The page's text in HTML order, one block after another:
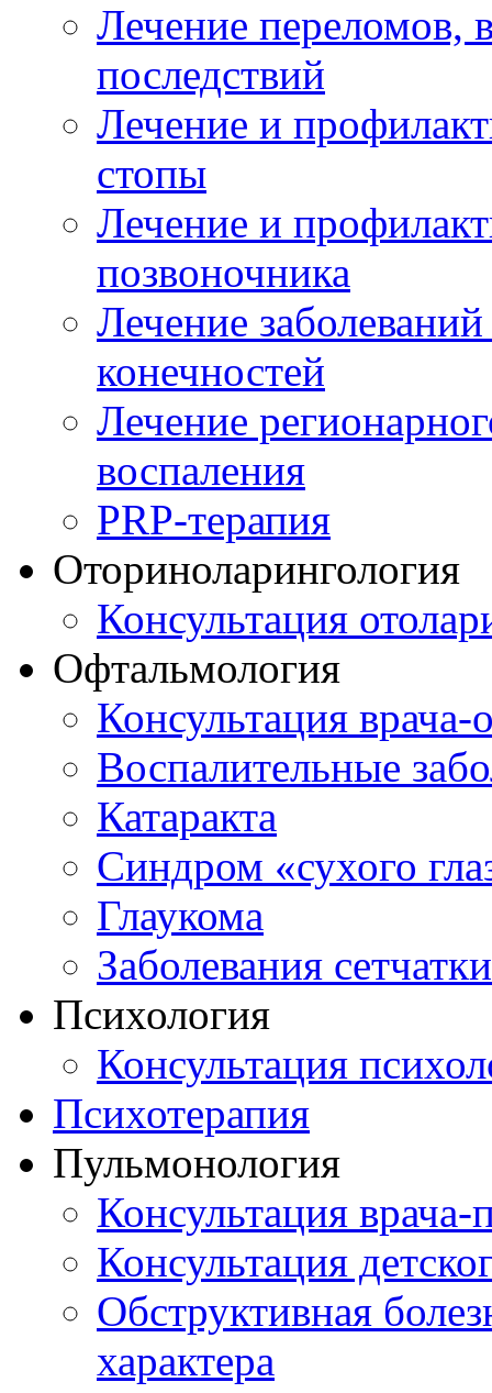
Лечение переломов,
последствий
Лечение и
стопы
Лечение и
позвоночника
Лечение
конечностей
Лечение
воспаления
PRP-терапия
Оториноларингология
Консультация
Офтальмология
Консультация врача-
Воспалительные
Катаракта
Синдром «сухого
Глаукома
Заболевания сетчатки
Психология
Консультация
Психотерапия
Пульмонология
Консультация врача-
Консультация
Обструктивная
характера